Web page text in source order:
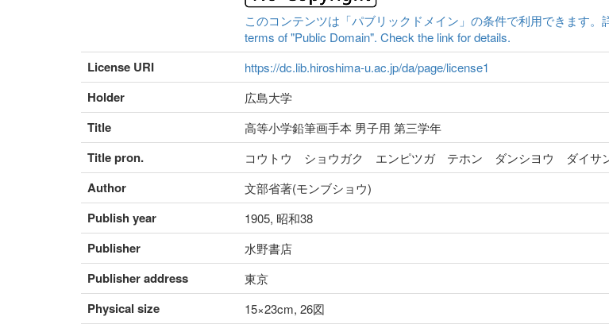
このコンテンツは「パブリックドメイン」の条件で利用できます
terms of "Public Domain". Check the link for details.
License URI https://dc.lib.hiroshima-u.ac.jp/da/page/license1
Holder 広島大学
Title 高等小学鉛筆画手本 男子用 第三学年
Title pron. コウトウ ショウガク エンピツガ テホン ダンシヨウ ダイサ
Author 文部省著(モンブショウ)
Publish year 1905, 昭和38
Publisher 水野書店
Publisher address 東京
Physical size 15×23cm, 26図